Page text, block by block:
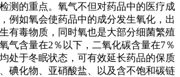
测的重点。氧气不但对药品中的医疗成
例如氧会使药品中的成分发生氧化，出
有毒物质，同时氧也是大部分细菌繁殖
气含量在2％以下，二氧化碳含量在7％
处于冬眠状态，可有效延长药品的保质
碘化物、亚硝酸盐、以及含不饱和碳链